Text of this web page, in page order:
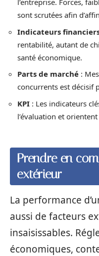
l’entreprise. Forces,
sont scrutées afin
Indicateurs
rentabilité, autant de
santé économique.
Parts de marché :
concurrents est décisif
KPI : Les indicateurs
l’évaluation et
Prendre en
extérieur
La performance
aussi de facteurs
insaisissables.
économiques,